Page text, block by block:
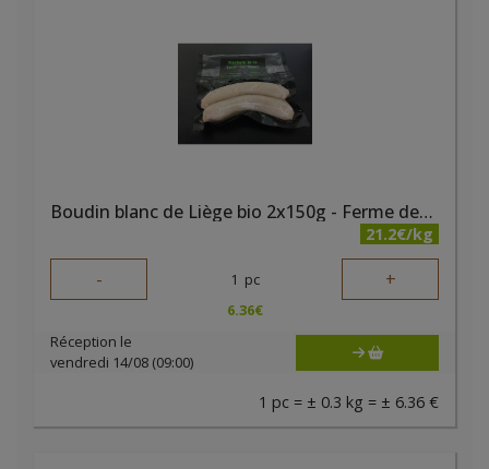
Boudin blanc de Liège bio 2x150g - Ferme des Noyers
21.2€/kg
- 1 pc +
6.36€
Réception le
vendredi 14/08 (09:00)
1 pc = ± 0.3 kg = ± 6.36 €